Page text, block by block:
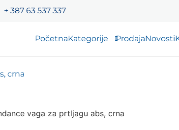
+ 387 63 537 337
PočetnaKategorije ProdajaNovosti
vaga za prtljagu abs, crna